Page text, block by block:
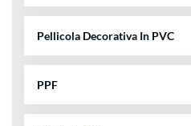
Pellicola Decorativa In PVC
PPF